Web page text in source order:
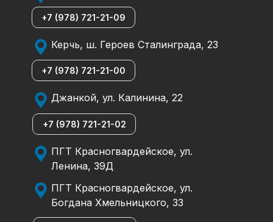
ПГТ Красногвардейское, ул.
Богдана Хмельницкого, 33
ПГТ Красногвардейское, ул.
Ленина, 39Д
Джанкой, ул. Калинина, 22
Керчь, ш. Героев Сталинграда, 23
+7 (978) 721-21-02
+7 (978) 721-21-00
+7 (978) 721-21-09